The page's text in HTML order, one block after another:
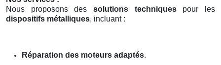
Nous proposons des solutions techniquespour les
dispositifs métalliques, incluant :
Réparation des moteurs adaptés.